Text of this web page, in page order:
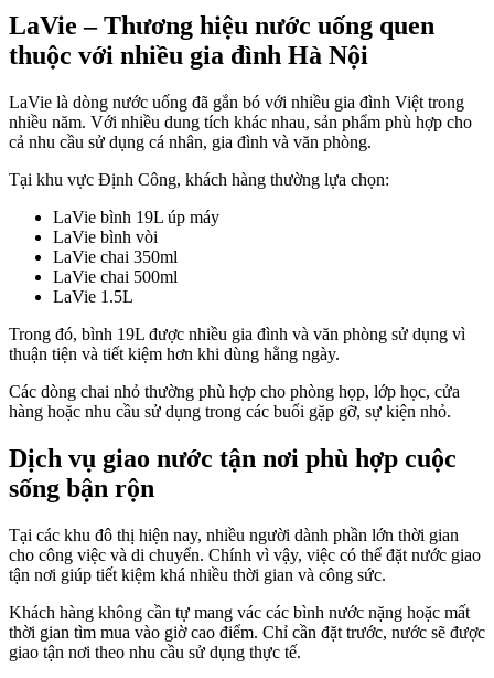
LaVie – Thương hiệu nước uống quen
thuộc với nhiều gia đình Hà Nội
LaVie là dòng nước uống đã gắn bó với nhiều gia đình Việt trong
nhiều năm. Với nhiều dung tích khác nhau, sản phẩm phù hợp cho
cả nhu cầu sử dụng cá nhân, gia đình và văn phòng.
Tại khu vực Định Công, khách hàng thường lựa chọn:
LaVie bình 19L úp máy
LaVie bình vòi
LaVie chai 350ml
LaVie chai 500ml
LaVie 1.5L
Trong đó, bình 19L được nhiều gia đình và văn phòng sử dụng vì
thuận tiện và tiết kiệm hơn khi dùng hằng ngày.
Các dòng chai nhỏ thường phù hợp cho phòng họp, lớp học, cửa
hàng hoặc nhu cầu sử dụng trong các buổi gặp gỡ, sự kiện nhỏ.
Dịch vụ giao nước tận nơi phù hợp cuộc
sống bận rộn
Tại các khu đô thị hiện nay, nhiều người dành phần lớn thời gian
cho công việc và di chuyển. Chính vì vậy, việc có thể đặt nước giao
tận nơi giúp tiết kiệm khá nhiều thời gian và công sức.
Khách hàng không cần tự mang vác các bình nước nặng hoặc mất
thời gian tìm mua vào giờ cao điểm. Chỉ cần đặt trước, nước sẽ được
giao tận nơi theo nhu cầu sử dụng thực tế.